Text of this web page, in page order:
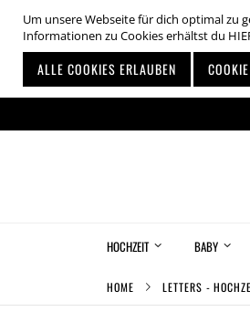
Um unsere Webseite für dich optimal zu
Informationen zu Cookies erhältst du
ALLE COOKIES ERLAUBEN
Inhalt
HOCHZEIT BABY
HOME LETTERS -